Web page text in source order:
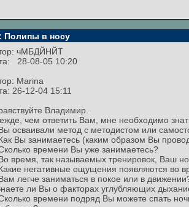
Полипы в носу
чМБДЙНЙТ
28-08-05 10:20
Marina
26-12-04 15:11
Владимир.
чем ответить Вам, мне необходимо
осваивали метод с методистом или
Вы занимаетесь (каким образом Вы
времени Вы уже занимаетесь?
время, так называемых тренировок, Ваш
негативные ощущения появляются во
легче заниматься в покое или в
ли Вы о факторах углубляющих
времени подряд Вы можете спать